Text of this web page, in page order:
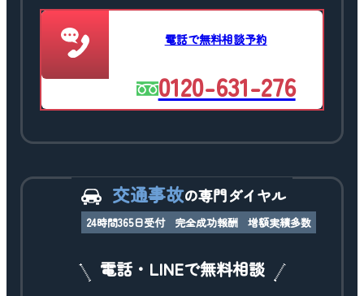
電話で無料相談予約
0120-631-276
交通事故の専門ダイヤル
24時間365日受付 完全成功報酬 増額実績多数
電話・LINEで無料相談